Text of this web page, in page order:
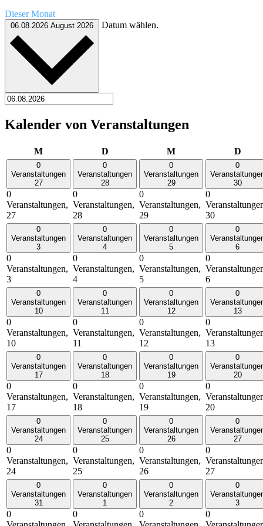
Dieser Monat
06.08.2026 August 2026 Datum wählen.
Kalender von Veranstaltungen
MMontag DDienstag MMittwoch D
0
Veranstaltungen
27
0
Veranstaltungen,
27
0
Veranstaltungen
28
0
Veranstaltungen,
28
0
Veranstaltungen
29
0
Veranstaltungen,
29
0
30
0
30
0
Veranstaltungen
3
0
Veranstaltungen,
3
0
Veranstaltungen
4
0
Veranstaltungen,
4
0
Veranstaltungen
5
0
Veranstaltungen,
5
0
6
0
6
0
Veranstaltungen
10
0
Veranstaltungen,
10
0
Veranstaltungen
11
0
Veranstaltungen,
11
0
Veranstaltungen
12
0
Veranstaltungen,
12
0
13
0
13
0
Veranstaltungen
17
0
Veranstaltungen,
17
0
Veranstaltungen
18
0
Veranstaltungen,
18
0
Veranstaltungen
19
0
Veranstaltungen,
19
0
20
0
20
0
Veranstaltungen
24
0
Veranstaltungen,
24
0
Veranstaltungen
25
0
Veranstaltungen,
25
0
Veranstaltungen
26
0
Veranstaltungen,
26
0
27
0
27
0
Veranstaltungen
31
0
0
Veranstaltungen
1
0
0
Veranstaltungen
2
0
0
3
0